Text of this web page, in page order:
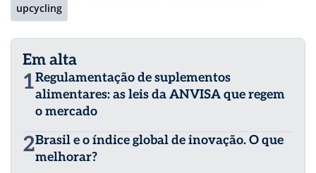
upcycling
Em alta
1Regulamentação de suplementos
alimentares: as leis da ANVISA que regem
o mercado
2Brasil e o índice global de inovação. O que
melhorar?